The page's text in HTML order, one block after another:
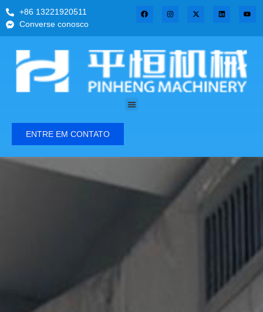
+86 13221920511
Converse conosco
ENTRE EM CONTATO